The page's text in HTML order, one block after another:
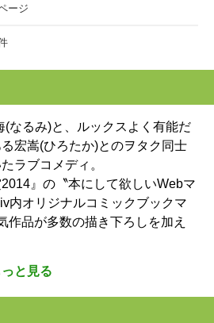
ージ
(なるみ)と、ルックスよく有能だ
宏嵩(ひろたか)とのヲタク同士
ラブコメディ。
2014』の〝本にして欲しいWebマ
内オリジナルコミックブックマ
作品が多数の描き下ろしを加え
と見る